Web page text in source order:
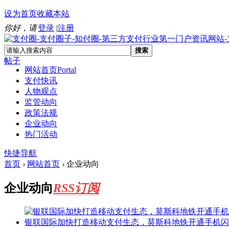
设为首页收藏本站
你好，请登录 |注册
帖子
搜索
网站首页Portal
支付快讯
人物观点
监管动向
政策法规
企业动向
热门活动
快捷导航
首页 › 网站首页 › 企业动向
企业动向RSS订阅
银联国际加快打造移动支付生态，莫斯科地铁开通手机